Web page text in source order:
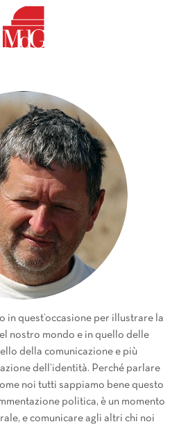
Funzione
in quest’occasione per illustrare la
nostro mondo e in quello delle
della comunicazione e più
dell’identità. Perché parlare
noi tutti sappiamo bene questo
politica, è un momento
e comunicare agli altri chi noi